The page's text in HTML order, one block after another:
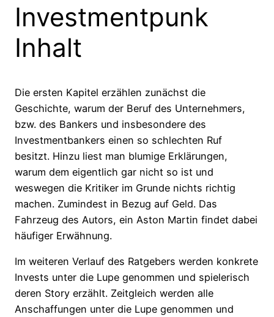
Investmentpunk
Inhalt
Die ersten Kapitel erzählen zunächst die
Geschichte, warum der Beruf des Unternehmers,
bzw. des Bankers und insbesondere des
Investmentbankers einen so schlechten Ruf
besitzt. Hinzu liest man blumige Erklärungen,
warum dem eigentlich gar nicht so ist und
weswegen die Kritiker im Grunde nichts richtig
machen. Zumindest in Bezug auf Geld. Das
Fahrzeug des Autors, ein Aston Martin findet dabei
häufiger Erwähnung.
Im weiteren Verlauf des Ratgebers werden konkrete
Invests unter die Lupe genommen und spielerisch
deren Story erzählt. Zeitgleich werden alle
Anschaffungen unter die Lupe genommen und